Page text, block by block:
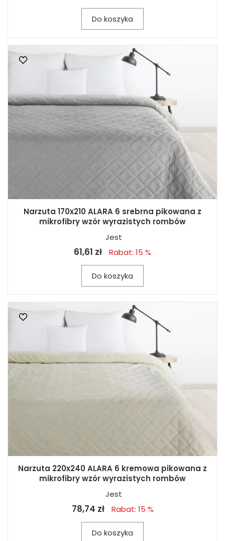
Do koszyka
Narzuta 170x210 ALARA 6 srebrna pikowana z
mikrofibry wzór wyrazistych rombów
Jest
61,61 zł Rabat: 15 %
Do koszyka
Narzuta 220x240 ALARA 6 kremowa pikowana z
mikrofibry wzór wyrazistych rombów
Jest
78,74 zł Rabat: 15 %
Do koszyka